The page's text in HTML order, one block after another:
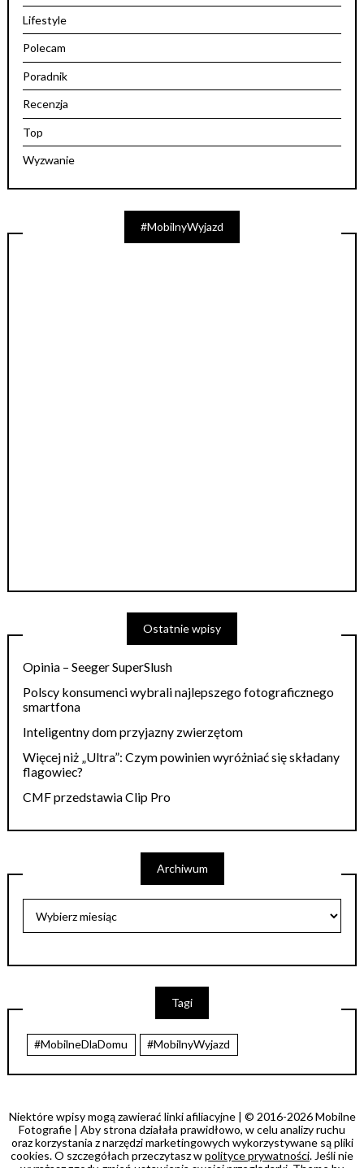
Lifestyle
Polecam
Poradnik
Recenzja
Top
Wyzwanie
#MobilnyWyjazd
Ostatnie wpisy
Opinia – Seeger SuperSlush
Polscy konsumenci wybrali najlepszego fotograficznego
smartfona
Inteligentny dom przyjazny zwierzętom
Więcej niż „Ultra”: Czym powinien wyróżniać się składany
flagowiec?
CMF przedstawia Clip Pro
Archiwum
Tagi
#MobilneDlaDomu #MobilnyWyjazd
Niektóre wpisy mogą zawierać linki afiliacyjne | © 2016-2026 Mobilne
Fotografie | Aby strona działała prawidłowo, w celu analizy ruchu
oraz korzystania z narzędzi marketingowych wykorzystywane są pliki
cookies. O szczegółach przeczytasz wpolityce prywatności. Jeśli nie